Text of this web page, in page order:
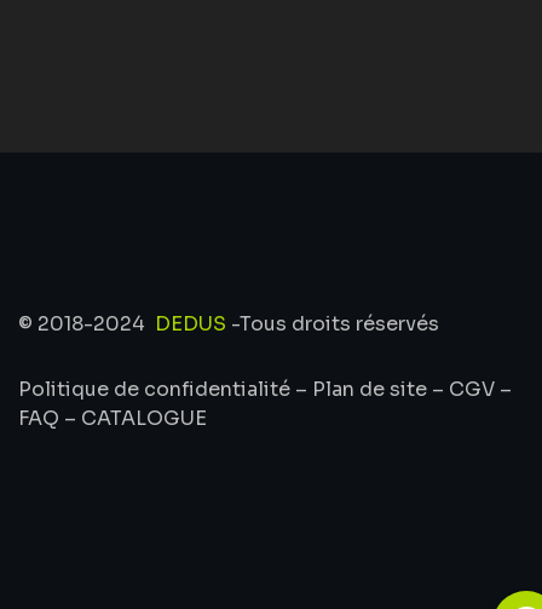
© 2018-2024 DEDUS -Tous droits réservés
Politique de confidentialité – Plan de site – CGV –
FAQ – CATALOGUE